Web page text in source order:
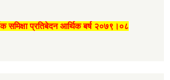
समिक्षा प्रतिबेदन आर्थिक बर्ष २०७९।०८